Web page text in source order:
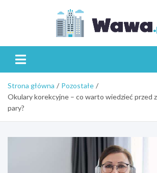
Strona główna
Pozostałe
Okulary korekcyjne – co warto wiedzieć przed
pary?